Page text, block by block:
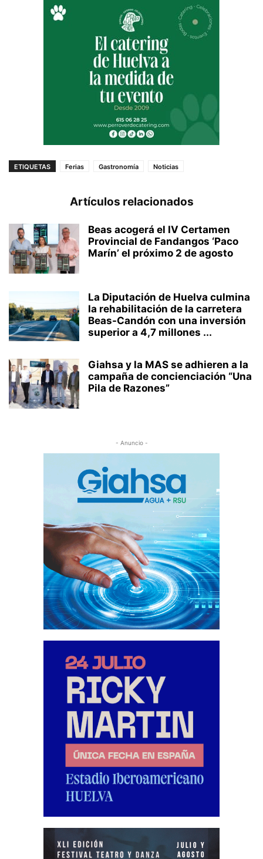
ETIQUETAS Ferias Gastronomía Noticias
Artículos relacionados
Beas acogerá el IV Certamen
Provincial de Fandangos ‘Paco
Marín’ el próximo 2 de agosto
La Diputación de Huelva culmina
la rehabilitación de la carretera
Beas-Candón con una inversión
superior a 4,7 millones ...
Giahsa y la MAS se adhieren a la
campaña de concienciación “Una
Pila de Razones”
- Anuncio -